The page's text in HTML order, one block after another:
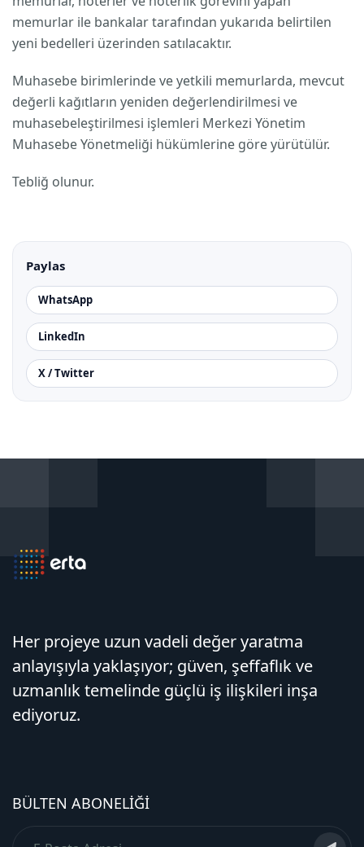
memurlar ile bankalar tarafından yukarıda belirtilen
yeni bedelleri üzerinden satılacaktır.
Muhasebe birimlerinde ve yetkili memurlarda, mevcut
değerli kağıtların yeniden değerlendirilmesi ve
muhasebeleştirilmesi işlemleri Merkezi Yönetim
Muhasebe Yönetmeliği hükümlerine göre yürütülür.
Tebliğ olunur.
Paylas
WhatsApp
LinkedIn
X / Twitter
Her projeye uzun vadeli değer yaratma
anlayışıyla yaklaşıyor; güven, şeffaflık ve
uzmanlık temelinde güçlü iş ilişkileri inşa
ediyoruz.
BÜLTEN ABONELIĞI